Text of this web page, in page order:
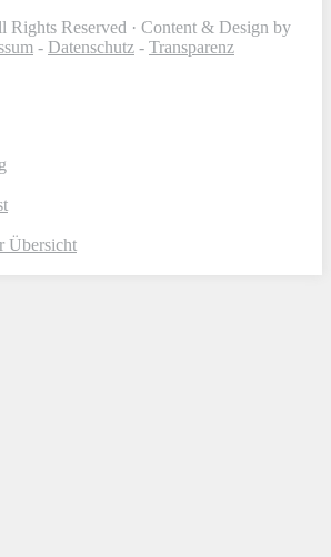
Reserved · Content & Design by
- Datenschutz - Transparenz
Übersicht